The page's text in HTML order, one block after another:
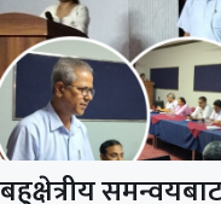
बहुक्षेत्रीय